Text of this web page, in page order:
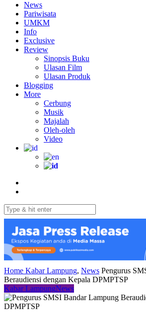
News
Pariwisata
UMKM
Info
Exclusive
Review
Sinopsis Buku
Ulasan Film
Ulasan Produk
Blogging
More
Cerbung
Musik
Majalah
Oleh-oleh
Video
Home Kabar Lampung, News Pengurus
Beraudiensi dengan Kepala DPMPTSP
Kabar LampungNews